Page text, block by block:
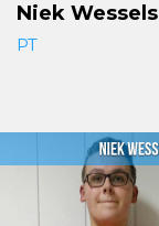
Niek Wessels
PT